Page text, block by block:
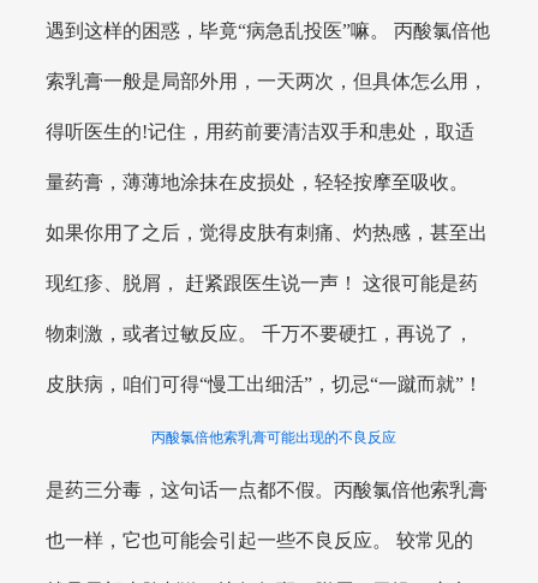
遇到这样的困惑，毕竟“病急乱投医”嘛。 丙酸氯倍他
索乳膏一般是局部外用，一天两次，但具体怎么用，
得听医生的!记住，用药前要清洁双手和患处，取适
量药膏，薄薄地涂抹在皮损处，轻轻按摩至吸收。
如果你用了之后，觉得皮肤有刺痛、灼热感，甚至出
现红疹、脱屑， 赶紧跟医生说一声！ 这很可能是药
物刺激，或者过敏反应。 千万不要硬扛，再说了，
皮肤病，咱们可得“慢工出细活”，切忌“一蹴而就”！
丙酸氯倍他索乳膏可能出现的不良反应
是药三分毒，这句话一点都不假。丙酸氯倍他索乳膏
也一样，它也可能会引起一些不良反应。 较常见的